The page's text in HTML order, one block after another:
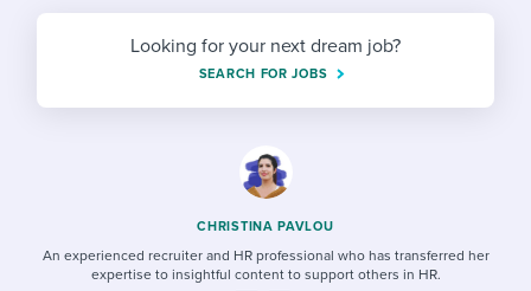
Establishing an employer brand
HR terms
Looking for your next dream job?
SEARCH FOR JOBS
CHRISTINA PAVLOU
An experienced recruiter and HR professional who has transferred her
expertise to insightful content to support others in HR.